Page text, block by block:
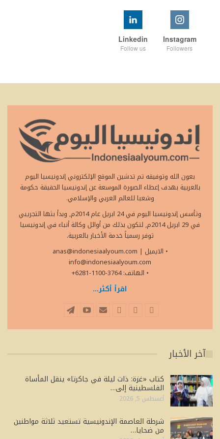
Instagram
Followers
Linkedin
Follow us
بعون الله وتوفيقه تم تدشين الموقع الإلكتروني إندونيسيا اليوم
بالعربية بهدف إعطاء الصورة الموسعة عن إندونيسيا الحقيقة حكومة
وشعبا للعالم العربي والإسلامي.
وتأسس إندونيسيا اليوم في 24 ابريل عام 2014م, وبدأ بثها التجريبي
في 29 ابريل 2014م, لتكون بذلك من أوائل وكالة أنباء في إندونيسيا
توفر رسمياً خدمة الأخبار بالعربية.
• الايميل
anas@indonesiaalyoum.com |
info@indonesiaalyoum.com
• الهاتف: 3764-1100-6281+
اقرأ أكثر...
آخر الأخبار
كتاب «غزة: ذات ليلة في جاكرتا» ينقل المأساة
الفلسطينية إلى…
أغسطس 5, 2026
شرطة العاصمة الإندونيسية تستعيد ثلاثة مواطنين
من ضحايا…